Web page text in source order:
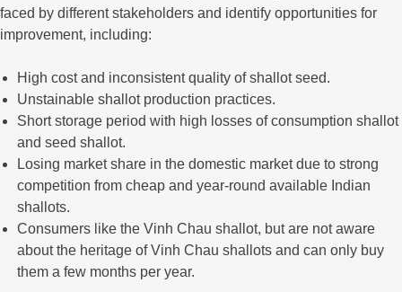
faced by different stakeholders and identify opportunities for
improvement, including:
High cost and inconsistent quality of shallot seed.
Unstainable shallot production practices.
Short storage period with high losses of consumption shallot
and seed shallot.
Losing market share in the domestic market due to strong
competition from cheap and year-round available Indian
shallots.
Consumers like the Vinh Chau shallot, but are not aware
about the heritage of Vinh Chau shallots and can only buy
them a few months per year.